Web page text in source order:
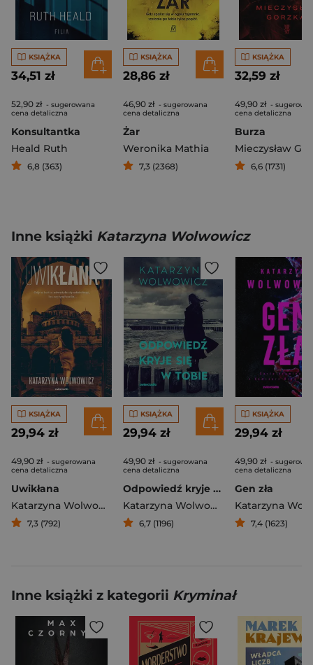
KSIĄŻKA
34,51 zł
52,90 zł - sugerowana
cena detaliczna
Konsultantka
Heald Ruth
6,8 (363)
KSIĄŻKA
28,86 zł
46,90 zł - sugerowana
cena detaliczna
Żar
Weronika Mathia
7,3 (2368)
KSIĄŻKA
32,59 zł
49,90 zł -
cena detaliczna
Burza
Mieczysław
6,6 (1731)
Inne książki Katarzyna Wolwowicz
KSIĄŻKA
29,94 zł
49,90 zł - sugerowana
cena detaliczna
Uwikłana
Katarzyna Wolwowicz
7,3 (792)
KSIĄŻKA
29,94 zł
49,90 zł - sugerowana
cena detaliczna
Odpowiedź kryje się w tobie
Katarzyna Wolwowicz
6,7 (1196)
KSIĄŻKA
29,94 zł
49,90 zł -
cena detaliczna
Gen zła
7,4 (1623)
Inne książki z kategorii Kryminał